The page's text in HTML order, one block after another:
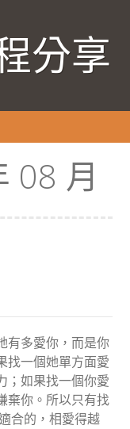
分享
08 月
有多愛你，而是你
找一個她單方面愛
；如果找一個你愛
棄你。所以只有找
合的，相愛得越